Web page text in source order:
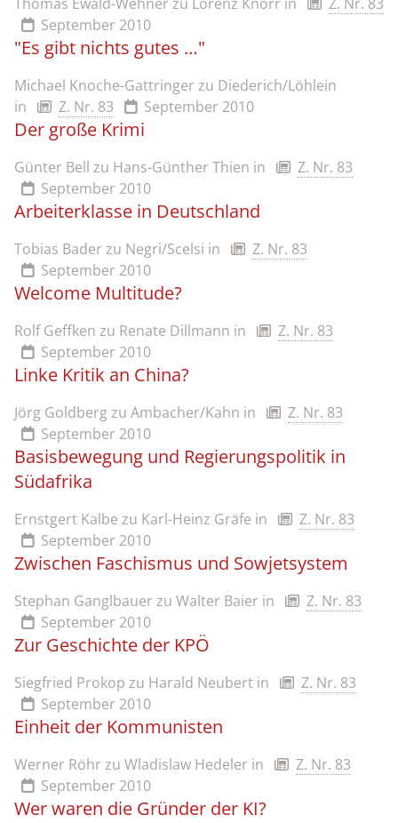
September 2010
"Es gibt nichts gutes …"
Michael Knoche-Gattringer zu Diederich/Löhlein
in
Z. Nr. 83 September 2010
Der große Krimi
Günter Bell zu Hans-Günther Thien in
Z. Nr. 83
September 2010
Arbeiterklasse in Deutschland
Tobias Bader zu Negri/Scelsi in
Z. Nr. 83
September 2010
Welcome Multitude?
Rolf Geffken zu Renate Dillmann in
Z. Nr. 83
September 2010
Linke Kritik an China?
Jörg Goldberg zu Ambacher/Kahn in
Z. Nr. 83
September 2010
Basisbewegung und Regierungspolitik in
Südafrika
Ernstgert Kalbe zu Karl-Heinz Gräfe in
Z. Nr. 83
September 2010
Zwischen Faschismus und Sowjetsystem
Stephan Ganglbauer zu Walter Baier in
Z. Nr. 83
September 2010
Zur Geschichte der KPÖ
Siegfried Prokop zu Harald Neubert in
Z. Nr. 83
September 2010
Einheit der Kommunisten
Werner Röhr zu Wladislaw Hedeler in
Z. Nr. 83
September 2010
Wer waren die Gründer der KI?